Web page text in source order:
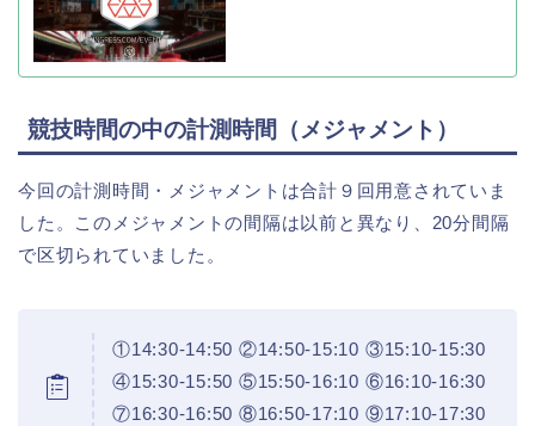
競技時間の中の計測時間（メジャメント）
今回の計測時間・メジャメントは合計９回用意されていま
した。このメジャメントの間隔は以前と異なり、20分間隔
で区切られていました。
①14:30-14:50 ②14:50-15:10 ③15:10-15:30
④15:30-15:50 ⑤15:50-16:10 ⑥16:10-16:30
⑦16:30-16:50 ⑧16:50-17:10 ⑨17:10-17:30